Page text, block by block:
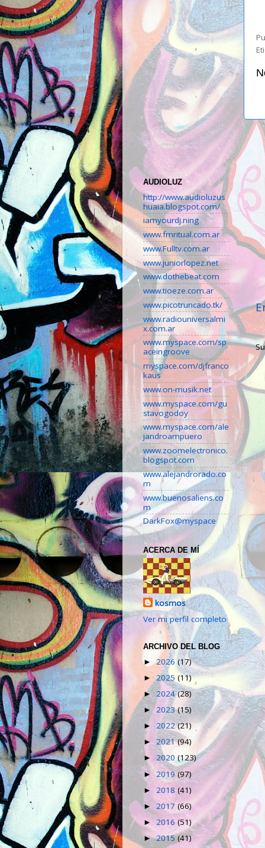
AUDIOLUZ
http://www.audioluzus
huaia.blogspot.com/
iamyourdj.ning
www.fmritual.com.ar
www.Fulltv.com.ar
www.juniorlopez.net
www.dothebeat.com
www.tioeze.com.ar
www.picotruncado.tk/
www.radiouniversalmi
x.com.ar
www.myspace.com/sp
aceingroove
myspace.com/djfranco
kaus
www.on-musik.net
www.myspace.com/gu
stavogodoy
www.myspace.com/ale
jandroampuero
www.zoomelectronico.
blogspot.com
www.alejandrorado.co
m
www.buenosaliens.co
m
DarkFox@myspace
ACERCA DE MÍ
kosmos
Ver mi perfil completo
ARCHIVO DEL BLOG
►2026 (17)
►2025 (11)
►2024(28)
►2023(15)
► 2022(21)
► 2021(94)
► 2020(123)
►2019(97)
► 2018(41)
► 2017 (66)
► 2016 (51)
►2015(41)